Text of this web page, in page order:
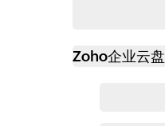
Zoho企业云盘